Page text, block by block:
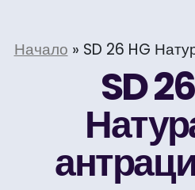
Начало » SD 26 HG
SD